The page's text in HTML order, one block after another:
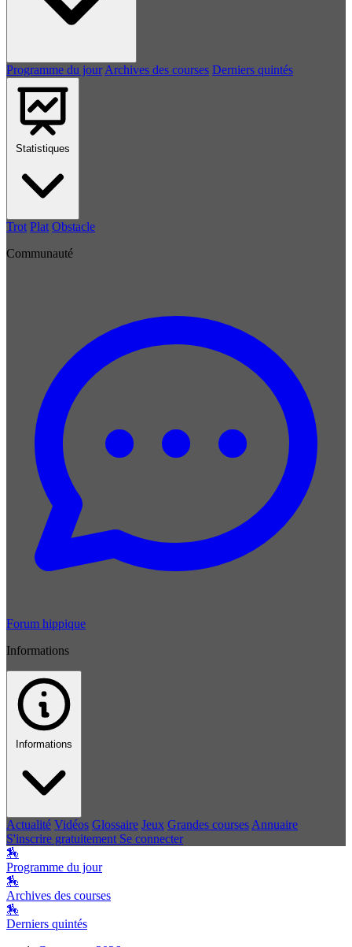
Programme du jour Archives des courses Derniers quintés
Statistiques
Trot Plat Obstacle
Communauté
Forum hippique
Informations
Informations
Actualité Vidéos Glossaire Jeux Grandes courses Annuaire
S'inscrire gratuitement Se connecter
🏇
Programme du jour
🏇
Archives des courses
🏇
Derniers quintés